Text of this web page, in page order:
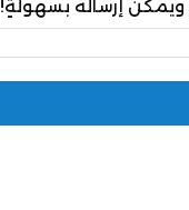
ويمكنُ إرساله بسهولةٍ!